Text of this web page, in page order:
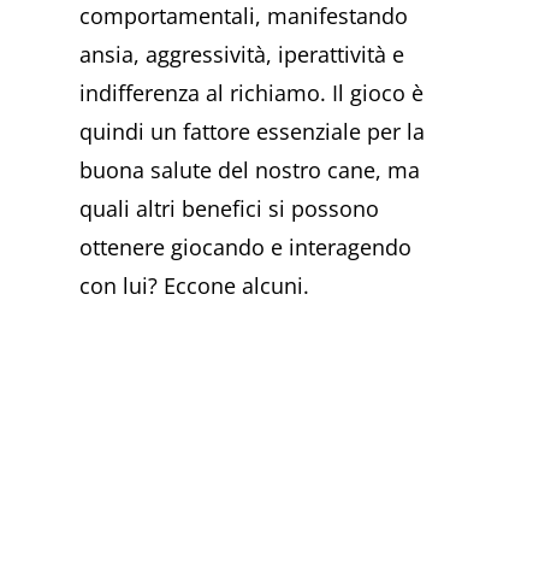
comportamentali, manifestando
ansia, aggressività, iperattività e
indifferenza al richiamo. Il gioco è
quindi un fattore essenziale per la
buona salute del nostro cane, ma
quali altri benefici si possono
ottenere giocando e interagendo
con lui? Eccone alcuni.